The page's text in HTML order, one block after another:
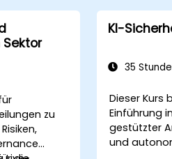
zu
KI-
35
Dieser Kurs
Einführung
gestützter
und